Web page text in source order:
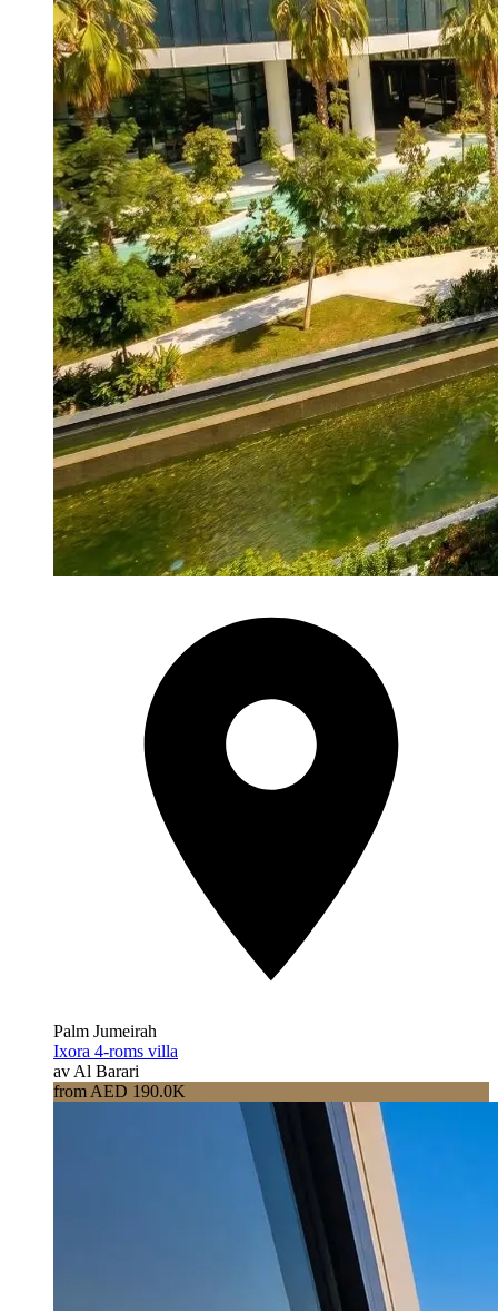
Palm Jumeirah
Ixora 4-roms villa
av Al Barari
from AED 190.0K